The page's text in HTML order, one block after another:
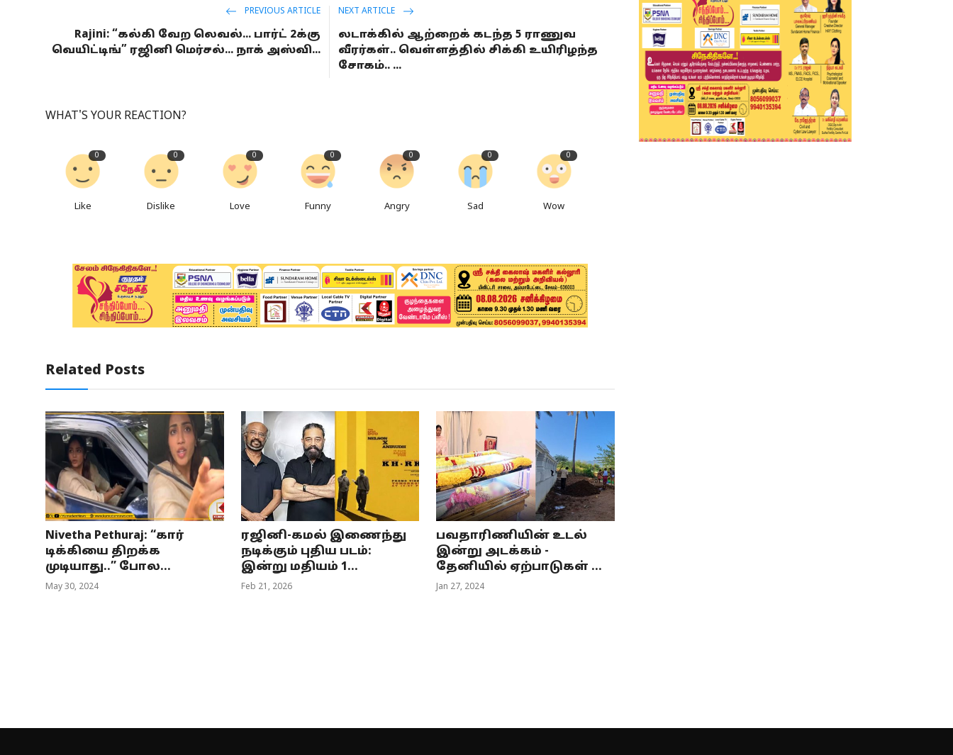
PREVIOUS ARTICLE
Rajini: “கல்கி வேற லெவல்... பார்ட் 2க்கு
வெயிட்டிங்” ரஜினி மெர்சல்... நாக் அஸ்வி...
NEXT ARTICLE
லடாக்கில் ஆற்றைக் கடந்த 5 ராணுவ
வீரர்கள்.. வெள்ளத்தில் சிக்கி உயிரிழந்த
சோகம்.. ...
WHAT'S YOUR REACTION?
0
Like
0
Dislike
0
Love
0
Funny
0
Angry
0
Sad
0
Wow
Related Posts
Nivetha Pethuraj: “கார்
டிக்கியை திறக்க
முடியாது..” போல...
May 30, 2024
ரஜினி-கமல் இணைந்து
நடிக்கும் புதிய படம்:
இன்று மதியம் 1...
Feb 21, 2026
பவதாரிணியின் உடல்
இன்று அடக்கம் -
தேனியில் ஏற்பாடுகள் ...
Jan 27, 2024